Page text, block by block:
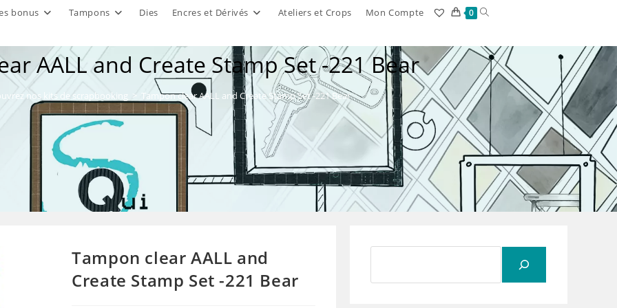
bonus Tampons Dies Encres et Dérivés Ateliers et Crops Mon Compte 0 Toggle
search
AALL and Create Stamp Set -221 Bear
nos kits de scrapbooking > Tampon clear AALL and Create Stamp Set -221 Bear
Tampon clear AALL and
Create Stamp Set -221 Bear